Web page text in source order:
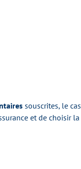
souscrites, le cas
et de choisir la